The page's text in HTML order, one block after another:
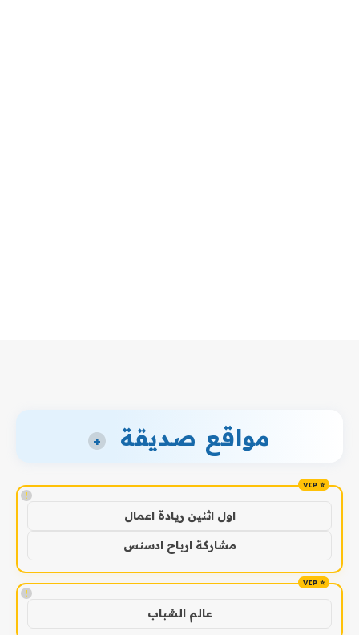
مواقع صديقة +
!
اول اثنين ريادة اعمال
مشاركة ارباح ادسنس
!
عالم الشباب